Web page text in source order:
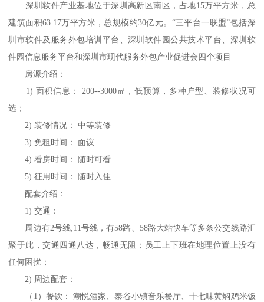
深圳软件产业基地位于深圳高新区南区，占地15万平方米，总
建筑面积63.17万平方米，总规模约30亿元。“三平台一联盟”包括深
圳市软件及服务外包培训平台、深圳软件园公共技术平台、深圳软
件园信息服务平台和深圳市现代服务外包产业促进会四个项目
房源介绍：
1) 面积信息： 200--3000㎡，低预算，多种户型、装修状况可
选；
2) 装修情况： 中等装修
3) 免租时间： 面议
4) 看房时间： 随时可看
5) 征用时间： 随时入住
配套介绍：
1) 交通：
周边有2号线;11号线，有58路、58路大站快车等多条公交线路汇
聚于此，交通四通八达，畅通无阻；员工上下班在地理位置上没有
任何困扰；
2) 周边配套：
（1）餐饮： 潮悦酒家、泰谷小镇音乐餐厅、十七味黄焖鸡米饭